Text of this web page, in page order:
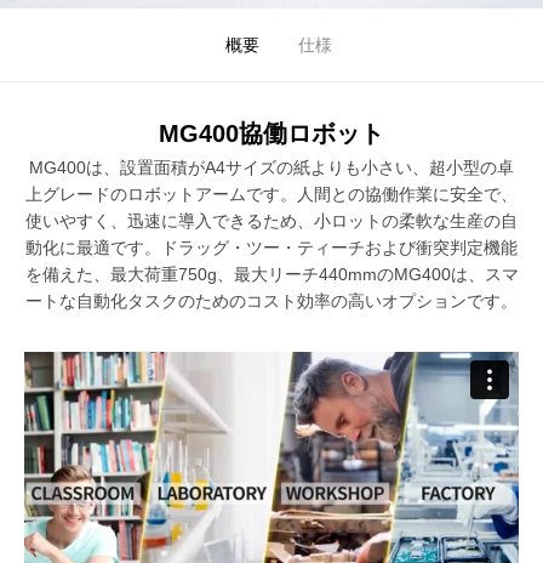
概要 仕様
MG400協働ロボット
MG400は、設置面積がA4サイズの紙よりも小さい、超小型の卓
上グレードのロボットアームです。人間との協働作業に安全で、
使いやすく、迅速に導入できるため、小ロットの柔軟な生産の自
動化に最適です。ドラッグ・ツー・ティーチおよび衝突判定機能
を備えた、最大荷重750g、最大リーチ440mmのMG400は、スマ
ートな自動化タスクのためのコスト効率の高いオプションです。